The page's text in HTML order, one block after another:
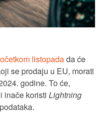
listopadada će
se prodaju u EU, morati
godine. To će,
inače koristi Lightning